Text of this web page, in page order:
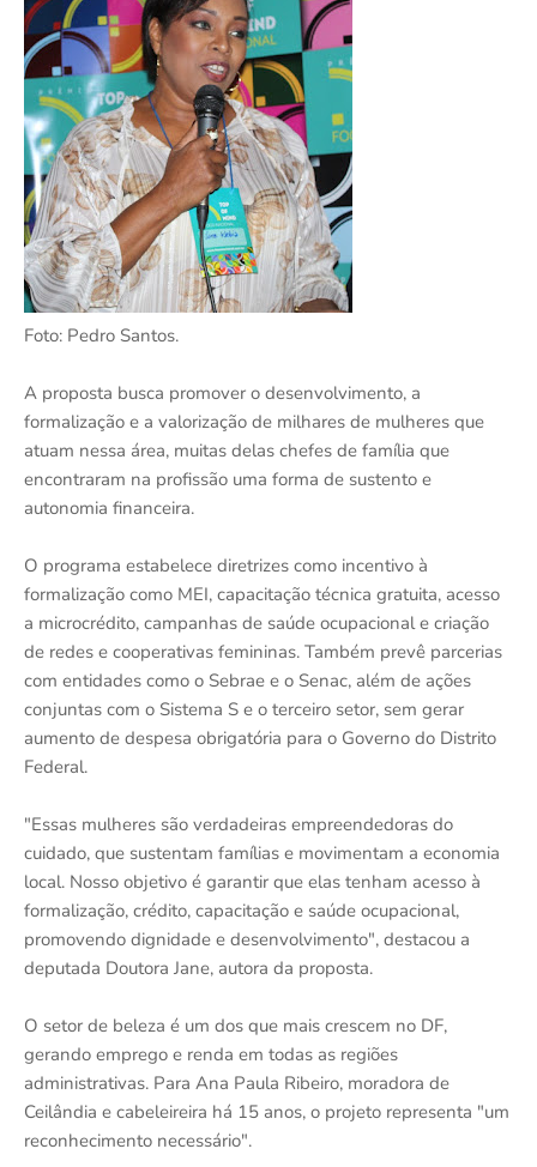
Foto: Pedro Santos.
A proposta busca promover o desenvolvimento, a
formalização e a valorização de milhares de mulheres que
atuam nessa área, muitas delas chefes de família que
encontraram na profissão uma forma de sustento e
autonomia financeira.
O programa estabelece diretrizes como incentivo à
formalização como MEI, capacitação técnica gratuita, acesso
a microcrédito, campanhas de saúde ocupacional e criação
de redes e cooperativas femininas. Também prevê parcerias
com entidades como o Sebrae e o Senac, além de ações
conjuntas com o Sistema S e o terceiro setor, sem gerar
aumento de despesa obrigatória para o Governo do Distrito
Federal.
"Essas mulheres são verdadeiras empreendedoras do
cuidado, que sustentam famílias e movimentam a economia
local. Nosso objetivo é garantir que elas tenham acesso à
formalização, crédito, capacitação e saúde ocupacional,
promovendo dignidade e desenvolvimento", destacou a
deputada Doutora Jane, autora da proposta.
O setor de beleza é um dos que mais crescem no DF,
gerando emprego e renda em todas as regiões
administrativas. Para Ana Paula Ribeiro, moradora de
Ceilândia e cabeleireira há 15 anos, o projeto representa "um
reconhecimento necessário".